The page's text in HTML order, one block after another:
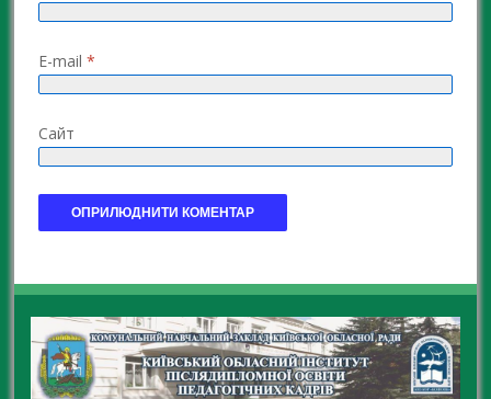
E-mail *
Сайт